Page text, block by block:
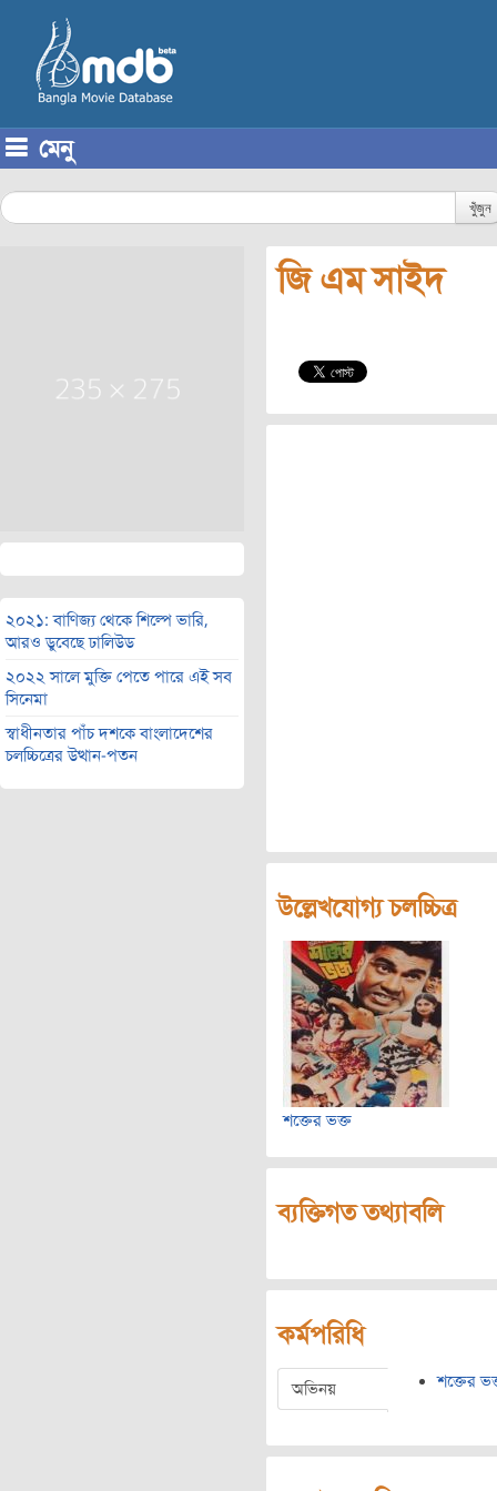
মেনু
খুঁজুন
২০২১: বাণিজ্য থেকে শিল্পে ভারি,
আরও ডুবেছে ঢালিউড
২০২২ সালে মুক্তি পেতে পারে এই সব
সিনেমা
স্বাধীনতার পাঁচ দশকে বাংলাদেশের
চলচ্চিত্রের উত্থান-পতন
জি এম সাইদ
উল্লেখযোগ্য চলচ্চিত্র
শক্তের ভক্ত
ব্যক্তিগত তথ্যাবলি
কর্মপরিধি
অভিনয় শক্তের